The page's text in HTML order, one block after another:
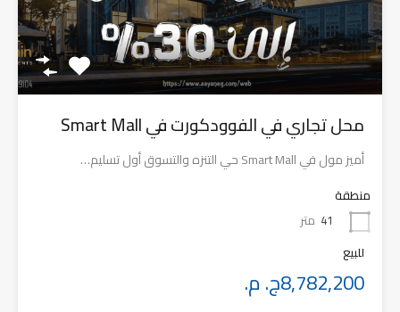
محل تجاري في الفوودكورت في Smart Mall
أميز مول في Smart Mall حي التنزه والتسوق أول تسليم…
منطقة
41 متر
للبيع
8,782,200ج. م.